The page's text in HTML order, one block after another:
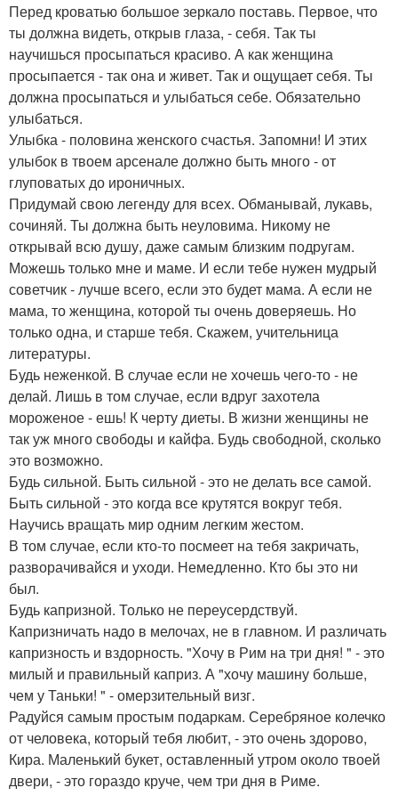
Перед кроватью большое зеркало поставь. Первое, что
ты должна видеть, открыв глаза, - себя. Так ты
научишься просыпаться красиво. А как женщина
просыпается - так она и живет. Так и ощущает себя. Ты
должна просыпаться и улыбаться себе. Обязательно
улыбаться.
Улыбка - половина женского счастья. Запомни! И этих
улыбок в твоем арсенале должно быть много - от
глуповатых до ироничных.
Придумай свою легенду для всех. Обманывай, лукавь,
сочиняй. Ты должна быть неуловима. Никому не
открывай всю душу, даже самым близким подругам.
Можешь только мне и маме. И если тебе нужен мудрый
советчик - лучше всего, если это будет мама. А если не
мама, то женщина, которой ты очень доверяешь. Но
только одна, и старше тебя. Скажем, учительница
литературы.
Будь неженкой. В случае если не хочешь чего-то - не
делай. Лишь в том случае, если вдруг захотела
мороженое - ешь! К черту диеты. В жизни женщины не
так уж много свободы и кайфа. Будь свободной, сколько
это возможно.
Будь сильной. Быть сильной - это не делать все самой.
Быть сильной - это когда все крутятся вокруг тебя.
Научись вращать мир одним легким жестом.
В том случае, если кто-то посмеет на тебя закричать,
разворачивайся и уходи. Немедленно. Кто бы это ни
был.
Будь капризной. Только не переусердствуй.
Капризничать надо в мелочах, не в главном. И различать
капризность и вздорность. "Хочу в Рим на три дня! " - это
милый и правильный каприз. А "хочу машину больше,
чем у Таньки! " - омерзительный визг.
Радуйся самым простым подаркам. Серебряное колечко
от человека, который тебя любит, - это очень здорово,
Кира. Маленький букет, оставленный утром около твоей
двери, - это гораздо круче, чем три дня в Риме.